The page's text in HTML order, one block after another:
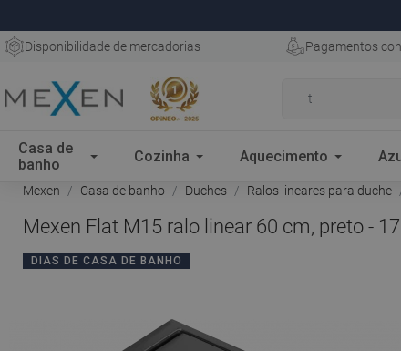
Disponibilidade de mercadorias Pagamentos
Casa de
banho
Cozinha Aquecimento
Mexen Casa de banho Duches Ralos lineares para duche
Mexen Flat M15 ralo linear 60 cm, preto -
DIAS DE CASA DE BANHO